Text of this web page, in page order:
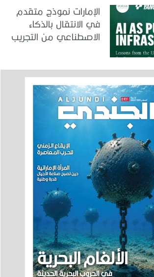
الإمارات نموذج متقدم
في الانتقال بالذكاء
الاصطناعي من التجريب